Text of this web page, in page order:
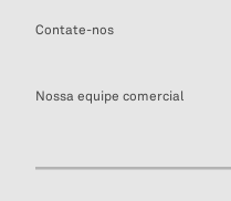
Contate-nos
Nossa equipe comercial